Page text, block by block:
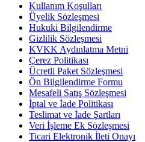
Kullanım Koşulları
Üyelik Sözleşmesi
Hukuki Bilgilendirme
Gizlilik Sözleşmesi
KVKK Aydınlatma Metni
Çerez Politikası
Ücretli Paket Sözleşmesi
Ön Bilgilendirme Formu
Mesafeli Satış Sözleşmesi
İptal ve İade Politikası
Teslimat ve İade Şartları
Veri İşleme Ek Sözleşmesi
Ticari Elektronik İleti Onayı